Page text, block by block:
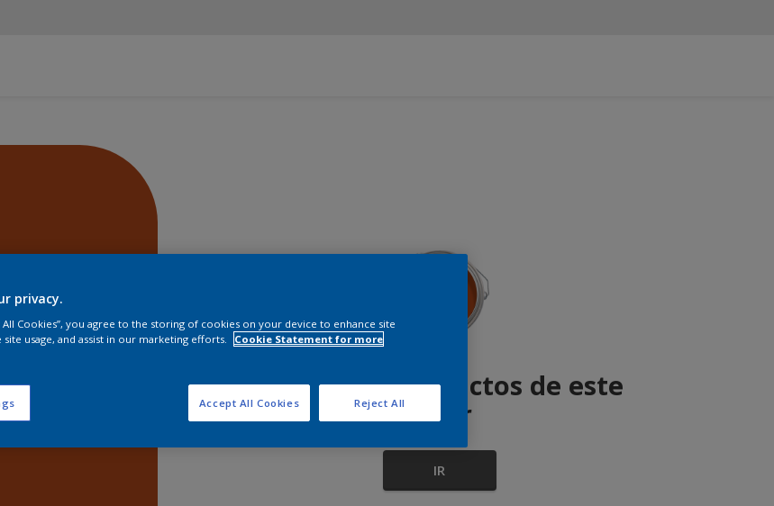
Encontrar productos de este
color
IR
privacy.
All Cookies”, you agree to the storing of cookies on your device to enhance site
site usage, and assist in our marketing efforts.
Cookie Statement for more
Reject All
Accept All Cookies